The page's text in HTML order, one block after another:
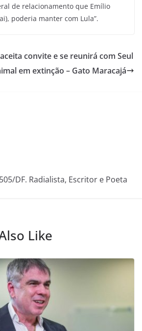
de relacionamento que Emílio
poderia manter com Lula”.
convite e se reunirá com Seul
em extinção – Gato Maracajá
DF. Radialista, Escritor e Poeta
Like